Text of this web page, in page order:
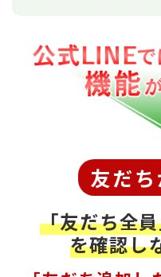
友だち
「友だち全
を確認し